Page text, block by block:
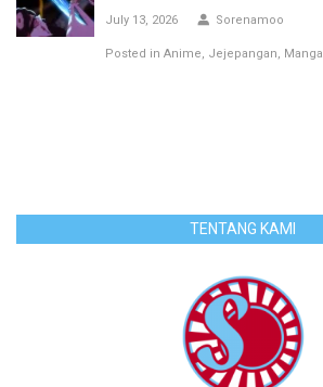
July 13, 2026 Sorenamoo
Posted in Anime Jejepangan Manga
TENTANG KAMI